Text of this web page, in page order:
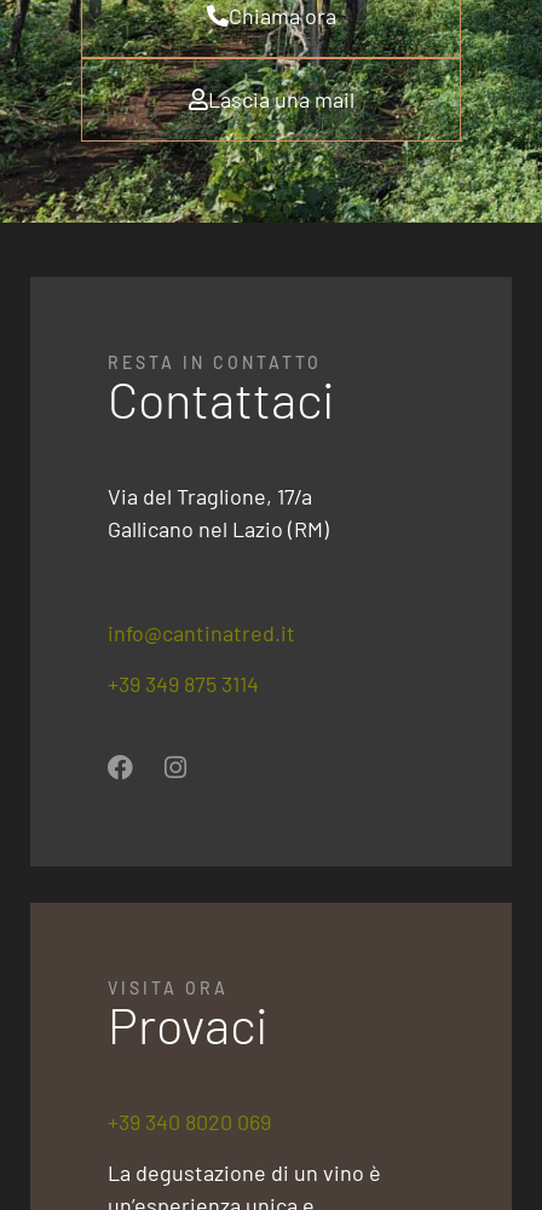
Chiama ora
Lascia una mail
RESTA IN CONTATTO
Contattaci
Via del Traglione, 17/a
Gallicano nel Lazio (RM)
info@cantinatred.it
+39 349 875 3114
VISITA ORA
Provaci
+39 340 8020 069
La degustazione di un vino è
un’esperienza unica e